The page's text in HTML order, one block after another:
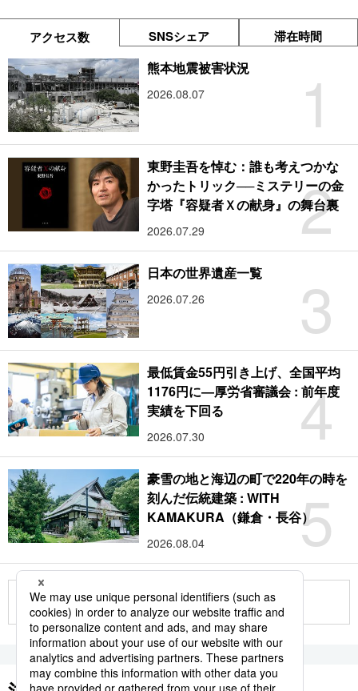
アクセス数 SNSシェア 滞在時間
1
熊本地震被害状況
2026.08.07
2
東野圭吾を悼む：誰も考えつかな
かったトリック──ミステリーの金
字塔『容疑者Ｘの献身』の舞台裏
2026.07.29
3
日本の世界遺産一覧
2026.07.26
4
最低賃金55円引き上げ、全国平均
1176円に―厚労省審議会 : 前年度
実績を下回る
2026.07.30
5
豪雪の地と海辺の町で220年の時を
刻んだ伝統建築 : WITH
KAMAKURA（鎌倉・長谷）
2026.08.04
もっと見る